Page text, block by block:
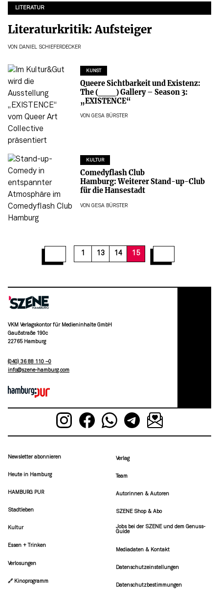
LITERATUR
Literaturkritik: Aufsteiger
VON DANIEL SCHIEFERDECKER
KUNST
Queere Sichtbarkeit und Existenz:
The (___) Gallery – Season 3:
„EXISTENCE“
VON GESA BÜRSTER
KULTUR
Comedyflash Club
Hamburg: Weiterer Stand-up-Club
für die Hansestadt
VON GESA BÜRSTER
1 13 14 15
VKM Verlagskontor für Medieninhalte GmbH
Gaußstraße 190c
22765 Hamburg
(040) 36 88 110 –0
moc.grubmah-enezs@ofni
Newsletter abonnieren
Heute in Hamburg
HAMBURG PUR
Stadtleben
Kultur
Essen + Trinken
Verlosungen
🔗 Kinoprogramm
Verlag
Team
Autorinnen & Autoren
SZENE Shop & Abo
Jobs bei der SZENE und dem Genuss-
Guide
Mediadaten & Kontakt
Datenschutzeinstellungen
Datenschutzbestimmungen